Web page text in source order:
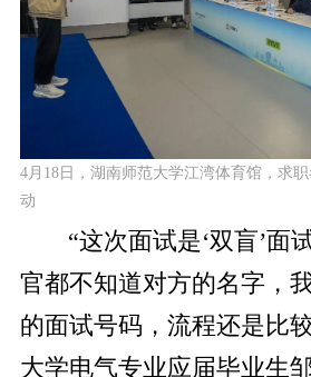
4月18日，湖南师范大学江湾体育馆，求
动
“这次面试是‘双盲’面
官都不知道对方的名字，
的面试号码，流程还是比
大学电气专业应届毕业生